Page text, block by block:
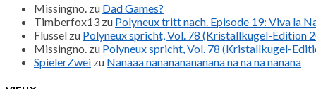
Missingno. zu Dad Games?
Timberfox13 zu Polyneux tritt nach. Episode 19: Viva la
Flussel zu Polyneux spricht, Vol. 78 (Kristallkugel-Edition
Missingno. zu Polyneux spricht, Vol. 78 (Kristallkugel-
SpielerZwei zu Nanaaa nanananananana na na na nanana